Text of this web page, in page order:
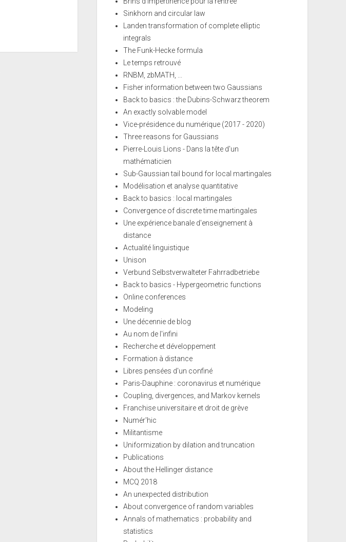
Sinkhorn and circular law
Landen transformation of complete elliptic
integrals
The Funk-Hecke formula
Le temps retrouvé
RNBM, zbMATH, ...
Fisher information between two Gaussians
Back to basics : the Dubins-Schwarz theorem
An exactly solvable model
Vice-présidence du numérique (2017 - 2020)
Three reasons for Gaussians
Pierre-Louis Lions - Dans la tête d'un
mathématicien
Sub-Gaussian tail bound for local martingales
Modélisation et analyse quantitative
Back to basics : local martingales
Convergence of discrete time martingales
Une expérience banale d'enseignement à
distance
Actualité linguistique
Unison
Verbund Selbstverwalteter Fahrradbetriebe
Back to basics - Hypergeometric functions
Online conferences
Modeling
Une décennie de blog
Au nom de l'infini
Recherche et développement
Formation à distance
Libres pensées d'un confiné
Paris-Dauphine : coronavirus et numérique
Coupling, divergences, and Markov kernels
Franchise universitaire et droit de grève
Numér'hic
Militantisme
Uniformization by dilation and truncation
Publications
About the Hellinger distance
MCQ 2018
An unexpected distribution
About convergence of random variables
Annals of mathematics : probability and
statistics